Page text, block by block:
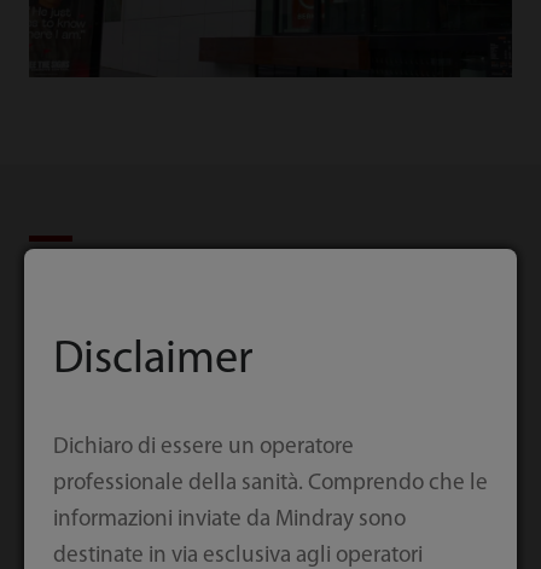
Disclaimer
Dichiaro di essere un operatore
professionale della sanità. Comprendo che le
informazioni inviate da Mindray sono
destinate in via esclusiva agli operatori